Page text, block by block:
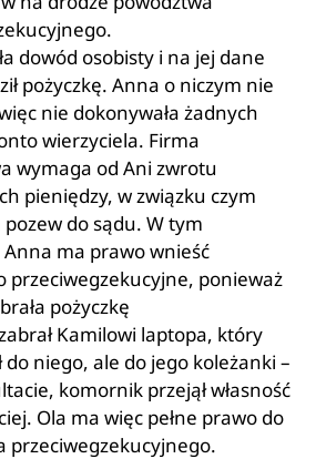
dowód osobisty i na jej dane
pożyczkę. Anna o niczym nie
nie dokonywała żadnych
wierzyciela. Firma
wymaga od Ani zwrotu
pieniędzy, w związku czym
pozew do sądu. W tym
ma prawo wnieść
przeciwegzekucyjne, ponieważ
pożyczkę
Kamilowi laptopa, który
do niego, ale do jego koleżanki –
komornik przejął własność
Ola ma więc pełne prawo do
przeciwegzekucyjnego.